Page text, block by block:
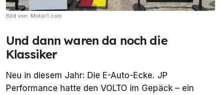
Bild von: Motor1.com
Und dann waren da noch die
Klassiker
Neu in diesem Jahr: Die E-Auto-Ecke. JP
Performance hatte den VOLTO im Gepäck – ein